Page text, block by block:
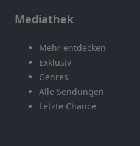
Mediathek
Mehr entdecken
Exklusiv
Genres
Alle Sendungen
Letzte Chance